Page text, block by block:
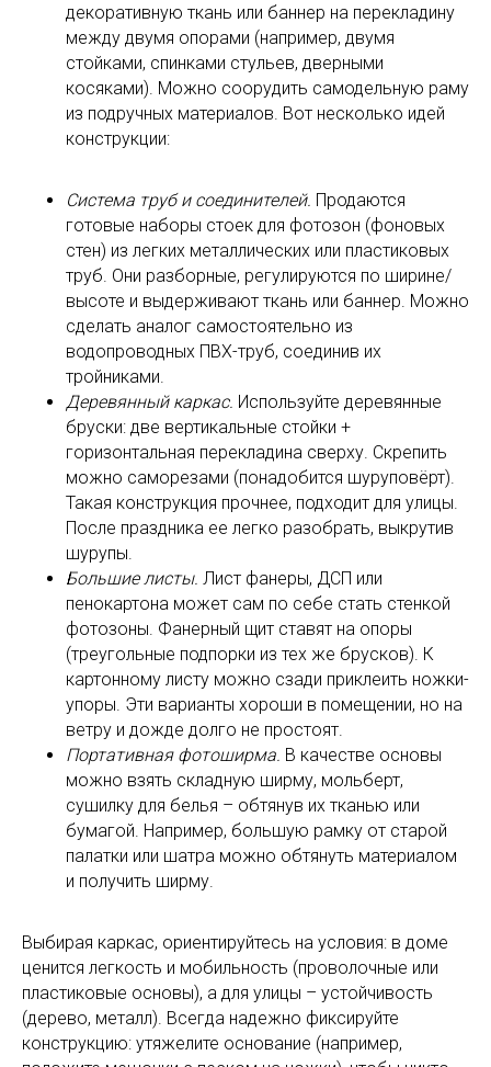
декоративную ткань или баннер на перекладину
между двумя опорами (например, двумя
стойками, спинками стульев, дверными
косяками). Можно соорудить самодельную раму
из подручных материалов. Вот несколько идей
конструкции:
Система труб и соединителей. Продаются
готовые наборы стоек для фотозон (фоновых
стен) из легких металлических или пластиковых
труб. Они разборные, регулируются по ширине/
высоте и выдерживают ткань или баннер. Можно
сделать аналог самостоятельно из
водопроводных ПВХ-труб, соединив их
тройниками.
Деревянный каркас. Используйте деревянные
бруски: две вертикальные стойки +
горизонтальная перекладина сверху. Скрепить
можно саморезами (понадобится шуруповёрт).
Такая конструкция прочнее, подходит для улицы.
После праздника ее легко разобрать, выкрутив
шурупы.
Большие листы. Лист фанеры, ДСП или
пенокартона может сам по себе стать стенкой
фотозоны. Фанерный щит ставят на опоры
(треугольные подпорки из тех же брусков). К
картонному листу можно сзади приклеить ножки-
упоры. Эти варианты хороши в помещении, но на
ветру и дожде долго не простоят.
Портативная фотоширма. В качестве основы
можно взять складную ширму, мольберт,
сушилку для белья – обтянув их тканью или
бумагой. Например, большую рамку от старой
палатки или шатра можно обтянуть материалом
и получить ширму.
Выбирая каркас, ориентируйтесь на условия: в доме
ценится легкость и мобильность (проволочные или
пластиковые основы), а для улицы – устойчивость
(дерево, металл). Всегда надежно фиксируйте
конструкцию: утяжелите основание (например,